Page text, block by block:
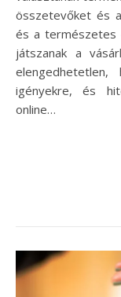
összetevőket és
és a természetes
játszanak a
igényekre, és
online…